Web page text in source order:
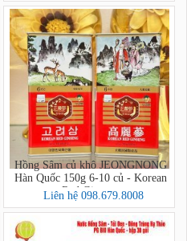
Hồng Sâm củ khô JEONGNONG
Hàn Quốc 150g 6-10 củ - Korean
Red Ginseng
Liên hệ 098.679.8008